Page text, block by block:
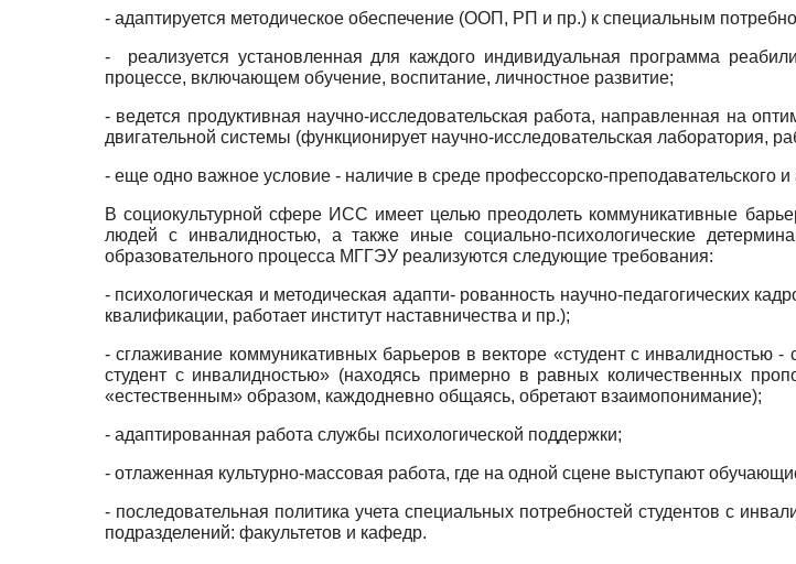
- адаптируется методическое обеспечение (ООП, РП и пр.) к специальным
- реализуется установленная для каждого индивидуальная программа
процессе, включающем обучение, воспитание, личностное развитие;
- ведется продуктивная научно-исследовательская работа, направленная на
двигательной системы (функционирует научно-исследовательская лаборатория,
- еще одно важное условие - наличие в среде профессорско-преподавательского
В социокультурной сфере ИСС имеет целью преодолеть коммуникативные
людей с инвалидностью, а также иные социально-психологические
образовательного процесса МГГЭУ реализуются следующие требования:
- психологическая и методическая адапти- рованность научно-педагогических
квалификации, работает институт наставничества и пр.);
- сглаживание коммуникативных барьеров в векторе «студент с инвалидностью-
студент с инвалидностью» (находясь примерно в равных количественных
«естественным» образом, каждодневно общаясь, обретают взаимопонимание);
- адаптированная работа службы психологической поддержки;
- отлаженная культурно-массовая работа, где на одной сцене выступают
- последовательная политика учета специальных потребностей студентов с
подразделений: факультетов и кафедр.